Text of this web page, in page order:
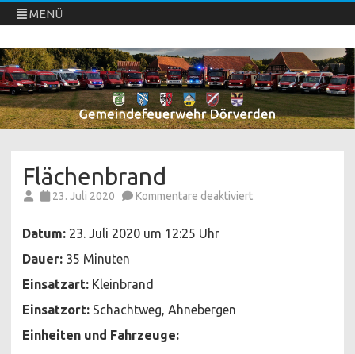
MENÜ
Freiwillige Feuerwehren Dörverden
Direkt
zum
Inhalt
springen
Flächenbrand
23. Juli 2020 Kommentare deaktiviertfür
Datum: 23. Juli 2020 um 12:25 Uhr
Dauer: 35 Minuten
Einsatzart: Kleinbrand
Einsatzort: Schachtweg, Ahnebergen
Einheiten und Fahrzeuge: